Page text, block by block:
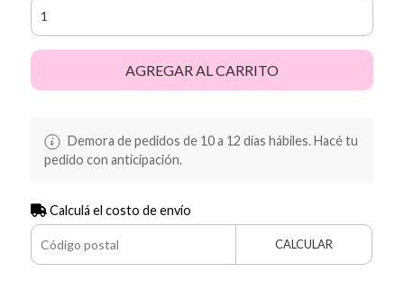
AGREGAR AL CARRITO
Demora de pedidos de 10 a 12 días hábiles. Hacé tu
pedido con anticipación.
Calculá el costo de envío
CALCULAR